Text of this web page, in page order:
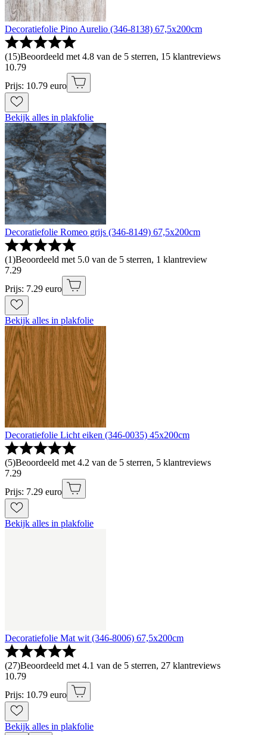
Decoratiefolie Pino Aurelio (346-8138) 67,5x200cm
(15)Beoordeeld met 4.8 van de 5 sterren, 15 klantreviews
10.79
Prijs: 10.79 euro
Bekijk alles in plakfolie
Decoratiefolie Romeo grijs (346-8149) 67,5x200cm
(1)Beoordeeld met 5.0 van de 5 sterren, 1 klantreview
7.29
Prijs: 7.29 euro
Bekijk alles in plakfolie
Decoratiefolie Licht eiken (346-0035) 45x200cm
(5)Beoordeeld met 4.2 van de 5 sterren, 5 klantreviews
7.29
Prijs: 7.29 euro
Bekijk alles in plakfolie
Decoratiefolie Mat wit (346-8006) 67,5x200cm
(27)Beoordeeld met 4.1 van de 5 sterren, 27 klantreviews
10.79
Prijs: 10.79 euro
Bekijk alles in plakfolie